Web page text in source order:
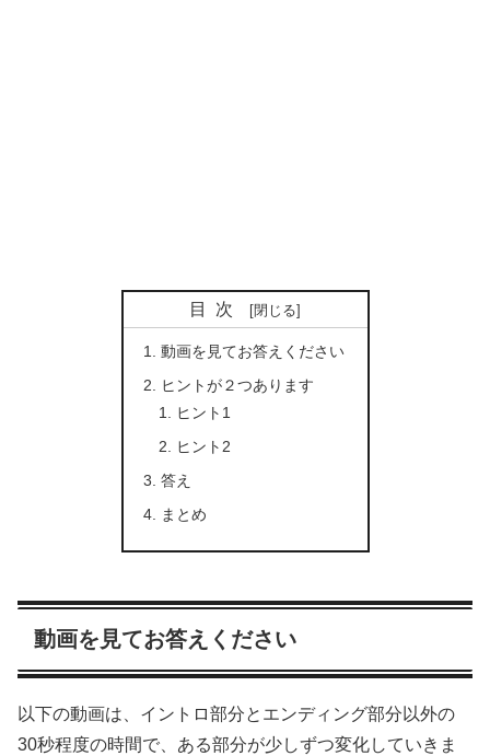
目次
動画を見てお答えください
ヒントが２つあります
ヒント1
ヒント2
答え
まとめ
動画を見てお答えください
以下の動画は、イントロ部分とエンディング部分以外の
30秒程度の時間で、ある部分が少しずつ変化していきま